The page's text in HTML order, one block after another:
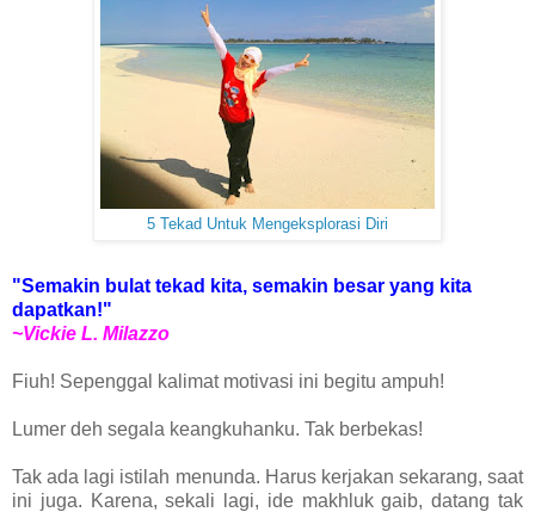
5 Tekad Untuk Mengeksplorasi Diri
"Semakin bulat tekad kita, semakin besar yang kita
dapatkan!"
~Vickie L. Milazzo
Fiuh! Sepenggal kalimat motivasi ini begitu ampuh!
Lumer deh segala keangkuhanku. Tak berbekas!
Tak ada lagi istilah menunda. Harus kerjakan sekarang, saat
ini juga. Karena, sekali lagi, ide makhluk gaib, datang tak